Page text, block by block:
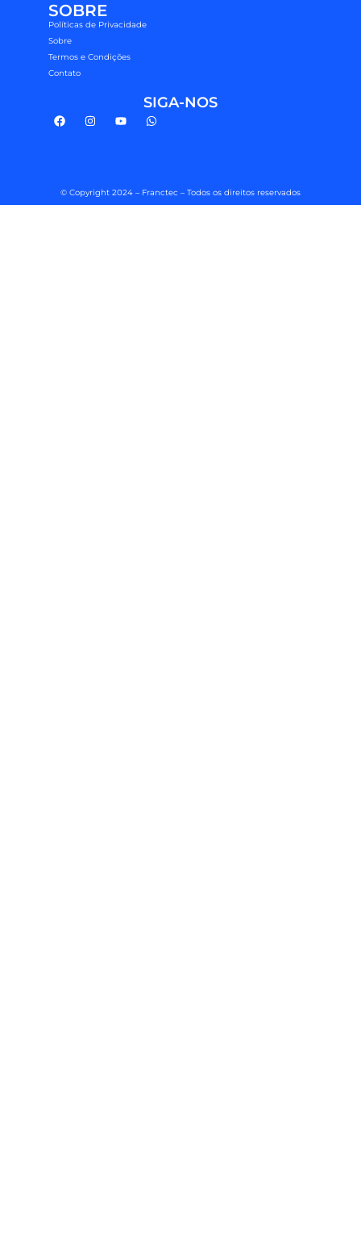
SOBRE
Políticas de Privacidade
Sobre
Termos e Condições
Contato
SIGA-NOS
© Copyright 2024 – Franctec – Todos os direitos reservados